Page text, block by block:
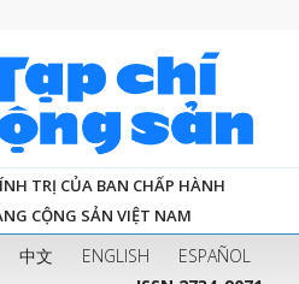
TRỊ CỦA BAN CHẤP HÀNH
CỘNG SẢN VIỆT NAM
中文 ENGLISH
ESPAÑOL